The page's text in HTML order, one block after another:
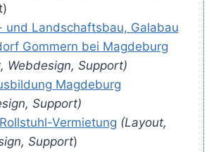
und Landschaftsbau, Galabau
Gommern bei Magdeburg
Webdesign, Support)
Magdeburg
Support)
Vermietung (Layout,
Support)